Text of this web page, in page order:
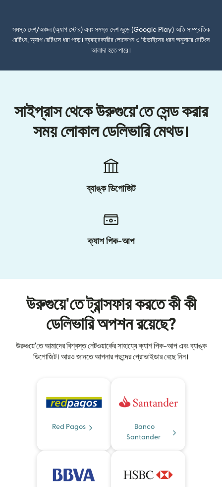
সমস্ত দেশ/অঞ্চল (অ্যাপ স্টোর) এবং সমস্ত দেশ জুড়ে (Google Play) অতি সাম্প্রতিক
রেটিংস, অ্যাপ রেটিংসে ধরা পড়ে। ব্যবহারকারীর লোকেশন ও ডিভাইসের ধরন অনুসারে রেটিংস
আলাদা হতে পারে।
সাইপ্রাস থেকে উরুগুয়ে'তে সেন্ড করার
সময় লোকাল ডেলিভারি মেথড।
ব্যাঙ্ক ডিপোজিট
ক্যাশ পিক-আপ
উরুগুয়ে'তে ট্রান্সফার করতে কী কী
ডেলিভারি অপশন রয়েছে?
উরুগুয়ে'তে আমাদের বিশ্বস্ত নেটওয়ার্কের সাহায্যে ক্যাশ পিক-আপ এবং ব্যাঙ্ক
ডিপোজিট। আরও জানতে আপনার পছন্দের প্রোভাইডার বেছে নিন।
Red Pagos
Banco
Santander